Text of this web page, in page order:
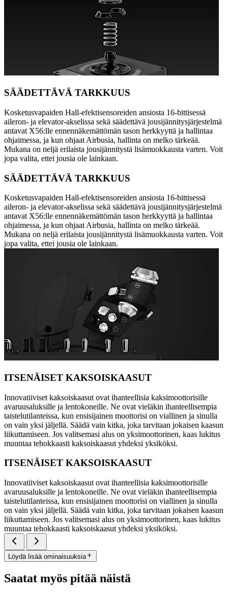
SÄÄDETTÄVÄ TARKKUUS
Kosketusvapaiden Hall-efektisensoreiden ansiosta 16-bittisessä
aileron- ja elevator-akselissa sekä säädettävä jousijännitysjärjestelmä
antavat X56:lle ennennäkemättömän tason herkkyyttä ja hallintaa
ohjaimessa, ja kun ohjaat Airbusia, hallinta on melko tärkeää.
Mukana on neljä erilaista jousijännitystä lisämuokkausta varten. Voit
jopa valita, ettei jousia ole lainkaan.
SÄÄDETTÄVÄ TARKKUUS
Kosketusvapaiden Hall-efektisensoreiden ansiosta 16-bittisessä
aileron- ja elevator-akselissa sekä säädettävä jousijännitysjärjestelmä
antavat X56:lle ennennäkemättömän tason herkkyyttä ja hallintaa
ohjaimessa, ja kun ohjaat Airbusia, hallinta on melko tärkeää.
Mukana on neljä erilaista jousijännitystä lisämuokkausta varten. Voit
jopa valita, ettei jousia ole lainkaan.
ITSENÄISET KAKSOISKAASUT
Innovatiiviset kaksoiskaasut ovat ihanteellisia kaksimoottorisille
avaruusaluksille ja lentokoneille. Ne ovat vieläkin ihanteellisempia
taistelutilanteissa, kun ensisijainen moottorisi on viallinen ja sinulla
on vain yksi jäljellä. Säädä vain kitka, joka tarvitaan jokaisen kaasun
liikuttamiseen. Jos valitsemasi alus on yksimoottorinen, kaas lukitus
muuntaa tehokkaasti kaksoiskaasut yhdeksi yksiköksi.
ITSENÄISET KAKSOISKAASUT
Innovatiiviset kaksoiskaasut ovat ihanteellisia kaksimoottorisille
avaruusaluksille ja lentokoneille. Ne ovat vieläkin ihanteellisempia
taistelutilanteissa, kun ensisijainen moottorisi on viallinen ja sinulla
on vain yksi jäljellä. Säädä vain kitka, joka tarvitaan jokaisen kaasun
liikuttamiseen. Jos valitsemasi alus on yksimoottorinen, kaas lukitus
muuntaa tehokkaasti kaksoiskaasut yhdeksi yksiköksi.
Löydä lisää ominaisuuksia
Saatat myös pitää näistä